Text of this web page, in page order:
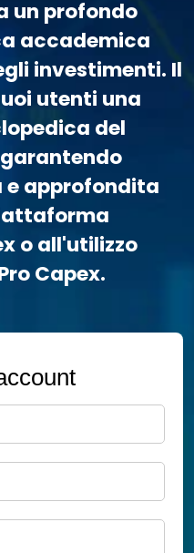
un profondo
accademica
investimenti. Il
utenti una
del
e approfondita
o all'utilizzo
Capex.